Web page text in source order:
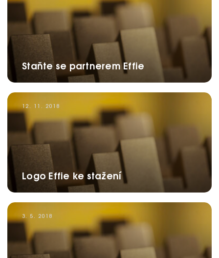
Staňte se partnerem Effie
12. 11. 2018
Logo Effie ke stažení
3. 5. 2018